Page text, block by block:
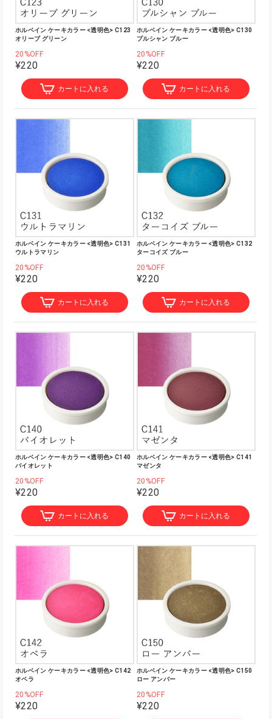
ホルベイン ケーキカラー <透明色> C123
オリーブ グリーン
20%OFF
¥220
カートに入れる
ホルベイン ケーキカラー <透明色> C130
プルシャン ブルー
20%OFF
¥220
カートに入れる
ホルベイン ケーキカラー <透明色> C131
ウルトラマリン
20%OFF
¥220
カートに入れる
ホルベイン ケーキカラー <透明色> C132
ターコイズ ブルー
20%OFF
¥220
カートに入れる
ホルベイン ケーキカラー <透明色> C140
バイオレット
20%OFF
¥220
カートに入れる
ホルベイン ケーキカラー <透明色> C141
マゼンタ
20%OFF
¥220
カートに入れる
ホルベイン ケーキカラー <透明色> C142
オペラ
20%OFF
¥220
ホルベイン ケーキカラー <透明色> C150
ロー アンバー
20%OFF
¥220